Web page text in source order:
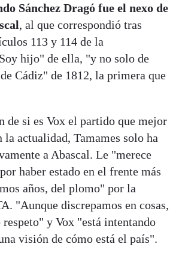
Sánchez Dragó fue el nexo de
, al que correspondió tras
113 y 114 de la
hijo" de ella, "y no solo de
Cádiz" de 1812, la primera que
de si es Vox el partido que mejor
la actualidad, Tamames solo ha
a Abascal. Le "merece
haber estado en el frente más
años, del plomo" por la
"Aunque discrepamos en cosas,
y Vox "está intentando
visión de cómo está el país".